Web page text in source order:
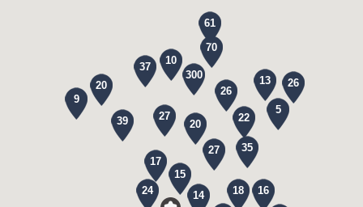
35
70
27
16
26
14
37
17
20
15
22
300
20
18
9
24
27
39
13
61
26
10
5